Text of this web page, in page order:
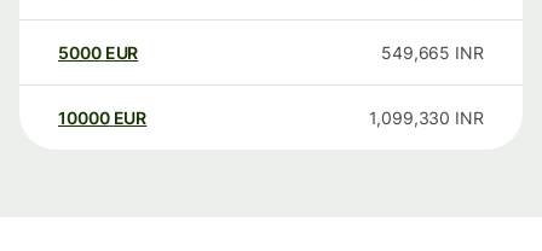
5000 EUR 549,665 INR
10000 EUR 1,099,330 INR